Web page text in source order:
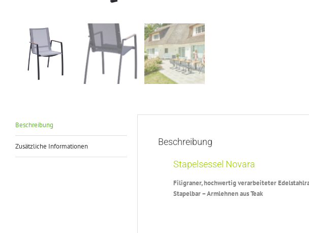
Beschreibung
Zusätzliche Informationen Beschreibung
Stapelsessel Novara
Filigraner, hochwertig verarbeiteter
Stapelbar – Armlehnen aus Teak